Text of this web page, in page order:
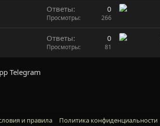
Ответы 0
Просмотры 266
Ответы 0
Просмотры 81
Telegram
и правила Политика конфиденциальности